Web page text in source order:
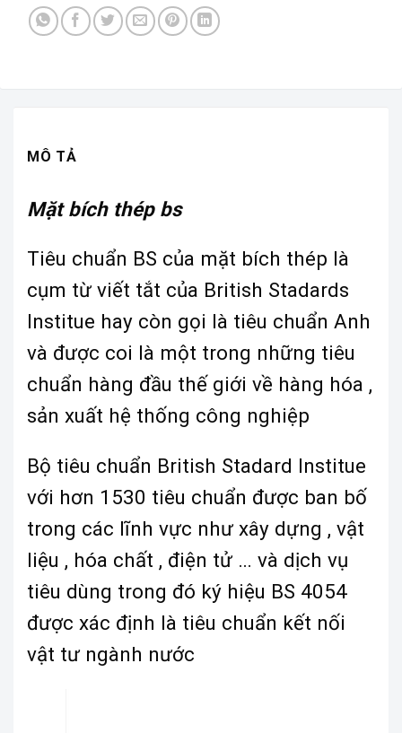
MÔ TẢ
Mặt bích thép bs
Tiêu chuẩn BS của mặt bích thép là
cụm từ viết tắt của British Stadards
Institue hay còn gọi là tiêu chuẩn Anh
và được coi là một trong những tiêu
chuẩn hàng đầu thế giới về hàng hóa ,
sản xuất hệ thống công nghiệp
Bộ tiêu chuẩn British Stadard Institue
với hơn 1530 tiêu chuẩn được ban bố
trong các lĩnh vực như xây dựng , vật
liệu , hóa chất , điện tử … và dịch vụ
tiêu dùng trong đó ký hiệu BS 4054
được xác định là tiêu chuẩn kết nối
vật tư ngành nước